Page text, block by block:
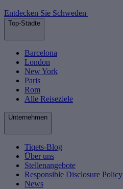
Entdecken Sie Schweden
Top-Städte
Barcelona
London
New York
Paris
Rom
Alle Reiseziele
Unternehmen
Tiqets-Blog
Über uns
Stellenangebote
Responsible Disclosure Policy
News